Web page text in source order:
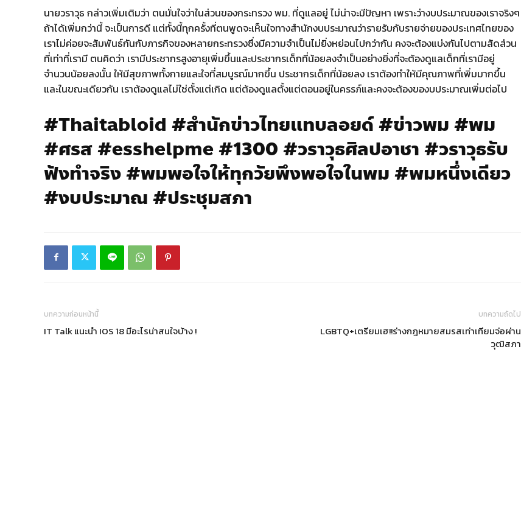
นายวราวุธ กล่าวเพิ่มเติมว่า ตนมั่นใจว่าในส่วนของกระทรวง พม. ที่ดูแลอยู่ ไม่น่าจะมีปัญหา เพราะว่างบประมาณของเราจริงๆ
ถ้าได้เพิ่มกว่านี้ จะเป็นการดี แต่ทั้งนี้ทุกครั้งที่ตนพูดจะเห็นใจทางสำนักงบประมาณว่ารายรับกับรายจ่ายของประเทศไทยของ
เราไม่ค่อยจะสัมพันธ์กันกับภารกิจของหลายกระทรวงซึ่งมีความจำเป็นไม่ยิ่งหย่อนไปกว่ากัน คงจะต้องแบ่งกันไปตามสัดส่วน
ที่เท่าที่เรามี ตนคิดว่า เรามีประชากรสูงอายุเพิ่มขึ้นและประชากรเด็กที่น้อยลงจำเป็นอย่างยิ่งที่จะต้องดูแลเด็กที่เรามีอยู่
จำนวนน้อยลงนั้น ให้มีสุขภาพทั้งกายและใจที่สมบูรณ์มากขึ้น ประชากรเด็กที่น้อยลง เราต้องทำให้มีคุณภาพที่เพิ่มมากขึ้น
และในขณะเดียวกัน เราต้องดูแลไม่ใช่ตั้งแต่เกิด แต่ต้องดูแลตั้งแต่ตอนอยู่ในครรภ์และคงจะต้องของบประมาณเพิ่มต่อไป
#Thaitabloid #สำนักข่าวไทยแทบลอยด์ #ข่าวพม #พม
#ศรส #esshelpme #1300 #วราวุธศิลปอาชา #วราวุธรับ
ฟังทำจริง #พมพอใจให้ทุกวัยพึงพอใจในพม #พมหนึ่งเดียว
#งบประมาณ #ประชุมสภา
บทความก่อนหน้านี้
IT Talk แนะนำ IOS 18 มีอะไรน่าสนใจบ้าง !
บทความถัดไป
LGBTQ+เตรียมเฮ!!ร่างกฎหมายสมรสเท่าเทียมจ่อผ่าน
วุฒิสภา